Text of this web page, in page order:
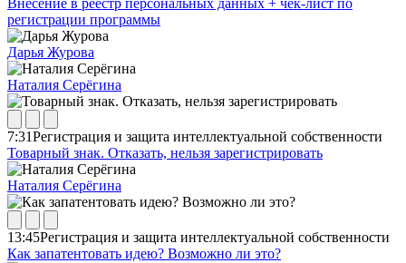
Внесение в реестр персональных данных + чек-лист по
регистрации программы
Дарья Журова
Наталия Серёгина
7:31Регистрация и защита интеллектуальной собственности
Товарный знак. Отказать, нельзя зарегистрировать
Наталия Серёгина
13:45Регистрация и защита интеллектуальной собственности
Как запатентовать идею? Возможно ли это?